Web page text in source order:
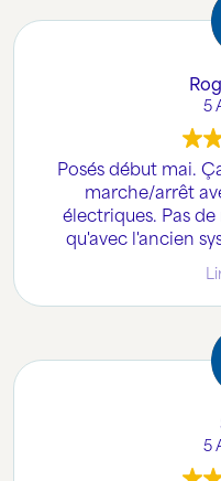
5
Posés début mai.
marche/arrêt
électriques. Pas
qu'avec l'ancien
température au
(par contre je n'avais
Nous verrons cet
5